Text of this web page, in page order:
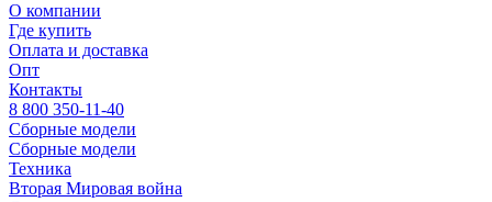
О компании
Где купить
Оплата и доставка
Опт
Контакты
8 800 350-11-40
Сборные модели
Сборные модели
Техника
Вторая Мировая война